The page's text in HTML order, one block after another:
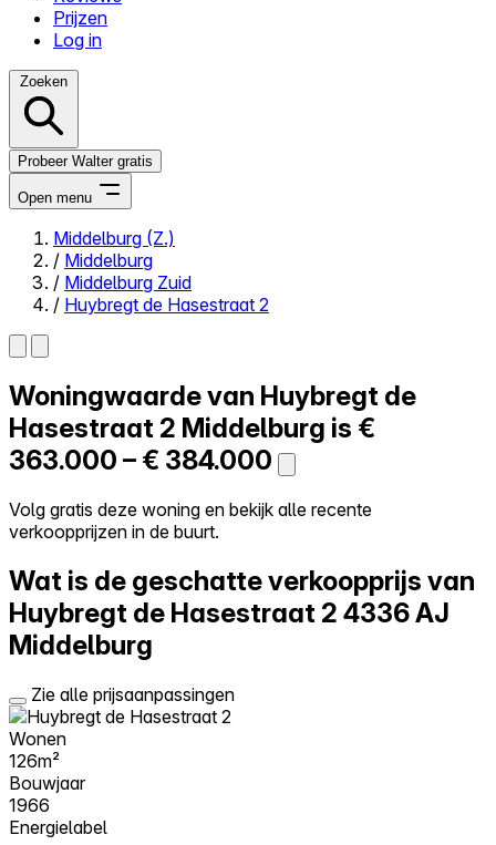
Prijzen
Log in
Zoeken
Probeer Walter gratis
Open menu
Close menu
Zelf kopen
Alles-in-één
Reviews
Prijzen
Log in
Probeer Walter gratis
Middelburg (Z.)
/ Middelburg
/ Middelburg Zuid
/ Huybregt de Hasestraat 2
Woningwaarde van Huybregt de
Hasestraat 2 Middelburg is €
363.000 – € 384.000
Volg gratis deze woning en bekijk alle recente
verkoopprijzen in de buurt.
Wat is de geschatte verkoopprijs van
Huybregt de Hasestraat 2 4336 AJ
Middelburg
Zie alle prijsaanpassingen
Wonen
126m²
Bouwjaar
1966
Energielabel